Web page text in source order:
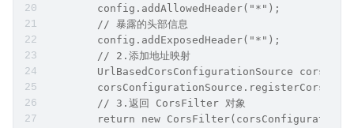
        config.addAllowedHeader("*");
        // 暴露的头部信息
        config.addExposedHeader("*");
        // 2.添加地址映射
UrlBasedCorsConfigurationSource
        // 3.返回 CorsFilter 对象
return new